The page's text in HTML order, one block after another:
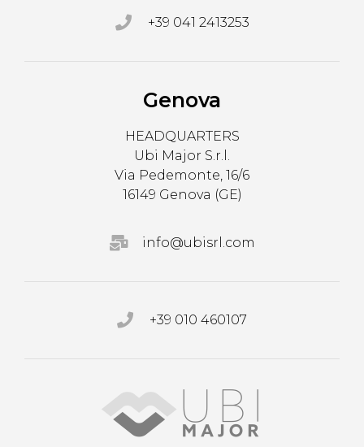
+39 041 2413253
Genova
HEADQUARTERS
Ubi Major S.r.l.
Via Pedemonte, 16/6
16149 Genova (GE)
info@ubisrl.com
+39 010 460107